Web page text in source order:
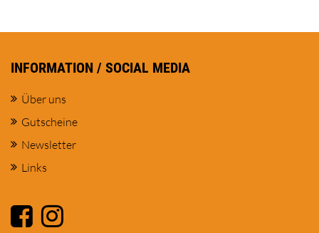
INFORMATION / SOCIAL MEDIA
Über uns
Gutscheine
Newsletter
Links